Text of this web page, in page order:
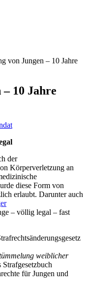
von Jungen – 10 Jahre
– 10 Jahre
der
Körperverletzung an
diese Form von
erlaubt. Darunter auch
– völlig legal – fast
weiblicher
für Jungen und